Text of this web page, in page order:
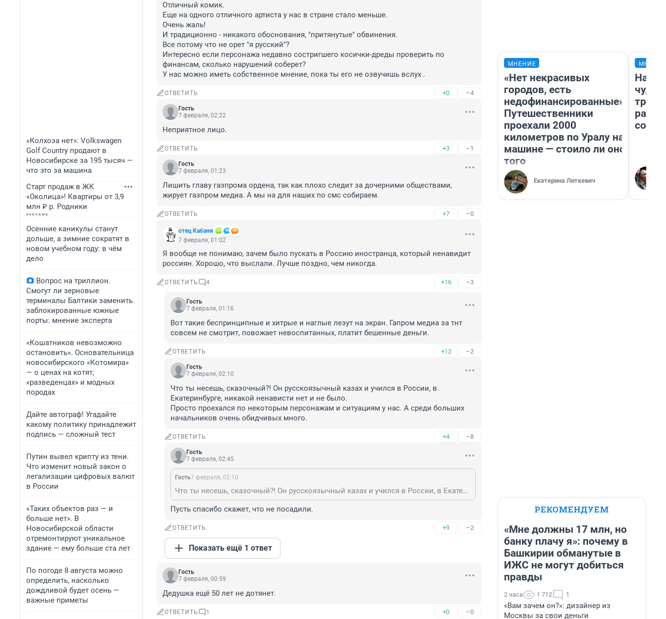
«Колхоза нет»: Volkswagen
Golf Сountry продают в
Новосибирске за 195 тысяч —
что это за машина
Старт продаж в ЖК
«Околица»! Квартиры от 3,9
млн ₽ р. Родники
Осенние каникулы станут
дольше, а зимние сократят в
новом учебном году: в чём
дело
Вопрос на триллион.
Смогут ли зерновые
терминалы Балтики заменить
заблокированные южные
порты: мнение эксперта
«Кошатников невозможно
остановить». Основательница
новосибирского «Котомира»
— о ценах на котят,
«разведенцах» и модных
породах
Дайте автограф! Угадайте
какому политику принадлежит
подпись — сложный тест
Путин вывел крипту из тени.
Что изменит новый закон о
легализации цифровых валют
в России
«Таких объектов раз — и
больше нет». В
Новосибирской области
отремонтируют уникальное
здание — ему больше ста лет
По погоде 8 августа можно
определить, насколько
дождливой будет осень —
важные приметы
Отличный комик.
Еще на одного отличного артиста у нас в стране стало меньше.
Очень жаль!
И традиционно - никакого обоснования, "притянутые" обвинения.
Все потому что не орет "я русский"?
Интересно если персонажа недавно состригшего косички-дреды проверить по
финансам, сколько нарушений соберет?
У нас можно иметь собственное мнение, пока ты его не озвучишь вслух .
ОТВЕТИТЬ +0 –4
Гость
7 февраля, 02:22
Неприятное лицо.
ОТВЕТИТЬ +3 –1
Гость
7 февраля, 01:23
Лишить главу газпрома ордена, так как плохо следит за дочерними обществами,
жирует газпром медиа. А мы на для наших по смс собираем.
ОТВЕТИТЬ +7 –0
отец Кабани
7 февраля, 01:02
Я вообще не понимаю, зачем было пускать в Россию иностранца, который ненавидит
россиян. Хорошо, что выслали. Лучше поздно, чем никогда.
ОТВЕТИТЬ 4 +16 –3
Гость
7 февраля, 01:16
Вот такие беспринципные и хитрые и наглые лезут на экран. Гапром медиа за тнт
совсем не смотрит, повожает невоспитанных, платит бешенные деньги.
ОТВЕТИТЬ +12 –2
Гость
7 февраля, 02:10
Что ты несешь, сказочный?! Он русскоязычный казах и учился в России, в
Екатеринбурге, никакой ненависти нет и не было.
Просто проехался по некоторым персонажам и ситуациям у нас. А среди больших
начальников очень обидчивых много.
ОТВЕТИТЬ +4 –8
Гость
7 февраля, 02:45
Гость7 февраля, 02:10
Что ты несешь, сказочный?! Он русскоязычный казах и учился в России, в Екатеринбурге, никакой ненависти нет и не было. Просто проехался по некоторым персонажам и ситуациям у нас. А среди больших начальников очень обидчивых много.
Пусть спасибо скажет, что не посадили.
ОТВЕТИТЬ +9 –2
Показать ещё 1 ответ
Гость
7 февраля, 00:59
Дедушка ещё 50 лет не дотянет.
ОТВЕТИТЬ 1 +0 –0
МНЕНИЕ
«Нет некрасивых
городов, есть
недофинансированные».
Путешественники
проехали 2000
километров по Уралу на
машине — стоило ли оно
того
Екатерина Литкевич
РЕКОМЕНДУЕМ
«Мне должны 17 млн, но
банку плачу я»: почему в
Башкирии обманутые в
ИЖС не могут добиться
правды
2 часа 1 712 1
«Вам зачем он?»: дизайнер из
Москвы за свои деньги